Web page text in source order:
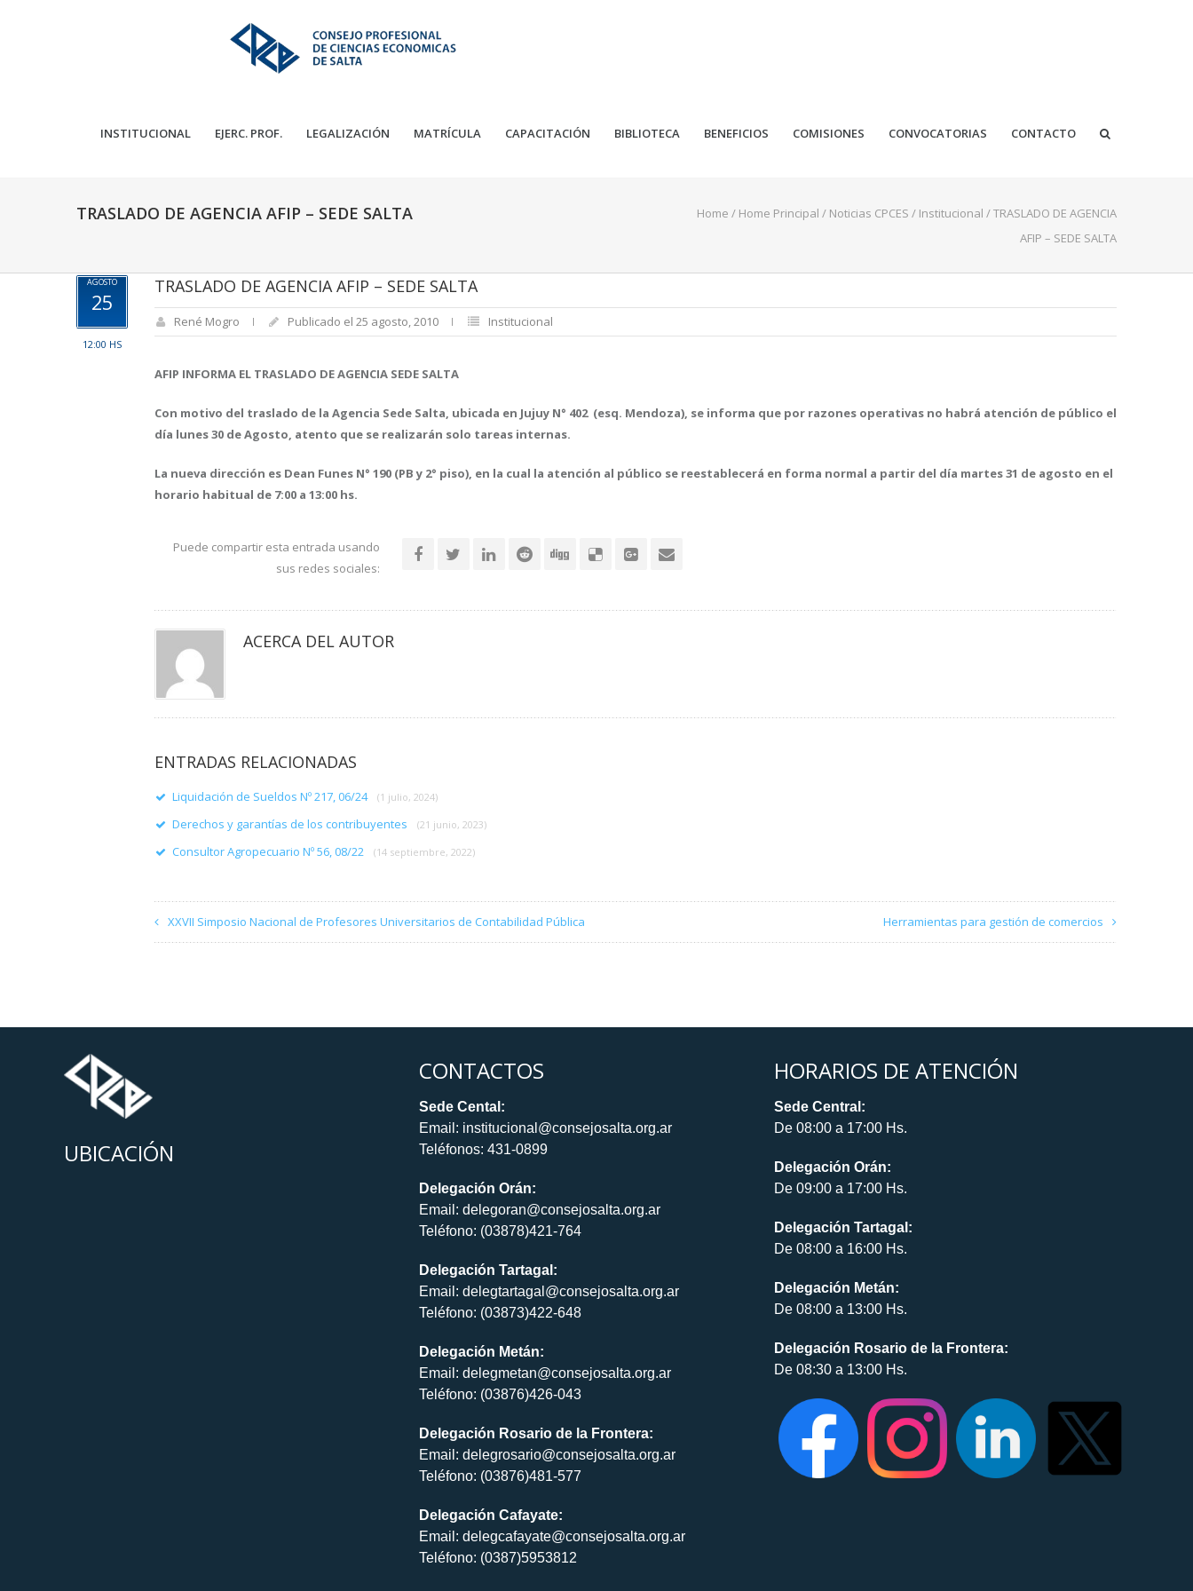
INSTITUCIONAL EJERC. PROF. LEGALIZACIÓN MATRÍCULA CAPACITACIÓN BIBLIOTECA BENEFICIOS COMISIONES CONVOCATORIAS CONTACTO
TRASLADO DE AGENCIA AFIP – SEDE SALTA Home / Home Principal / Noticias CPCES / Institucional /TRASLADO DE AGENCIA
AFIP – SEDE SALTA
AGOSTO
25
12:00 HS
TRASLADO DE AGENCIA AFIP – SEDE SALTA
René Mogro Publicado el 25 agosto, 2010 Institucional
AFIP INFORMA EL TRASLADO DEAGENCIA SEDE SALTA
Con motivo del traslado de la Agencia Sede Salta, ubicada en Jujuy N° 402 (esq. Mendoza), se informa que por razones operativas no habrá atención de público el
día lunes 30 de Agosto, atento que se realizarán solo tareas internas.
La nueva dirección es Dean Funes N° 190 (PB y 2° piso), en la cual la atención al público se reestablecerá en forma normal a partir del día martes 31 de agosto en el
horario habitual de 7:00 a 13:00 hs.
Puede compartir esta entrada usando
sus redes sociales:
ACERCA DEL AUTOR
ENTRADAS RELACIONADAS
Liquidación de Sueldos Nº 217, 06/24 (1 julio, 2024)
Derechos y garantías de los contribuyentes (21 junio, 2023)
Consultor Agropecuario Nº 56, 08/22 (14 septiembre, 2022)
XXVII Simposio Nacional de Profesores Universitarios de Contabilidad Pública Herramientas para gestión de comercios
UBICACIÓN
CONTACTOS
Sede Cental:
Email: institucional@consejosalta.org.ar
Teléfonos: 431-0899
Delegación Orán:
Email: delegoran@consejosalta.org.ar
Teléfono: (03878)421-764
Delegación Tartagal:
Email: delegtartagal@consejosalta.org.ar
Teléfono: (03873)422-648
Delegación Metán:
Email: delegmetan@consejosalta.org.ar
Teléfono: (03876)426-043
Delegación Rosario de la Frontera:
Email: delegrosario@consejosalta.org.ar
Teléfono: (03876)481-577
Delegación Cafayate:
Email: delegcafayate@consejosalta.org.ar
Teléfono: (0387)5953812
HORARIOS DE ATENCIÓN
Sede Central:
De 08:00 a 17:00 Hs.
Delegación Orán:
De 09:00 a 17:00 Hs.
Delegación Tartagal:
De 08:00 a 16:00 Hs.
Delegación Metán:
De 08:00 a 13:00 Hs.
Delegación Rosario de la Frontera:
De 08:30 a 13:00 Hs.